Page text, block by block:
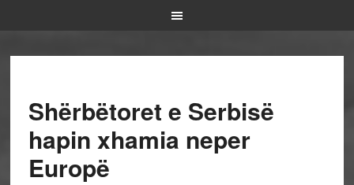
Shërbëtoret e Serbisë
hapin xhamia neper
Europë